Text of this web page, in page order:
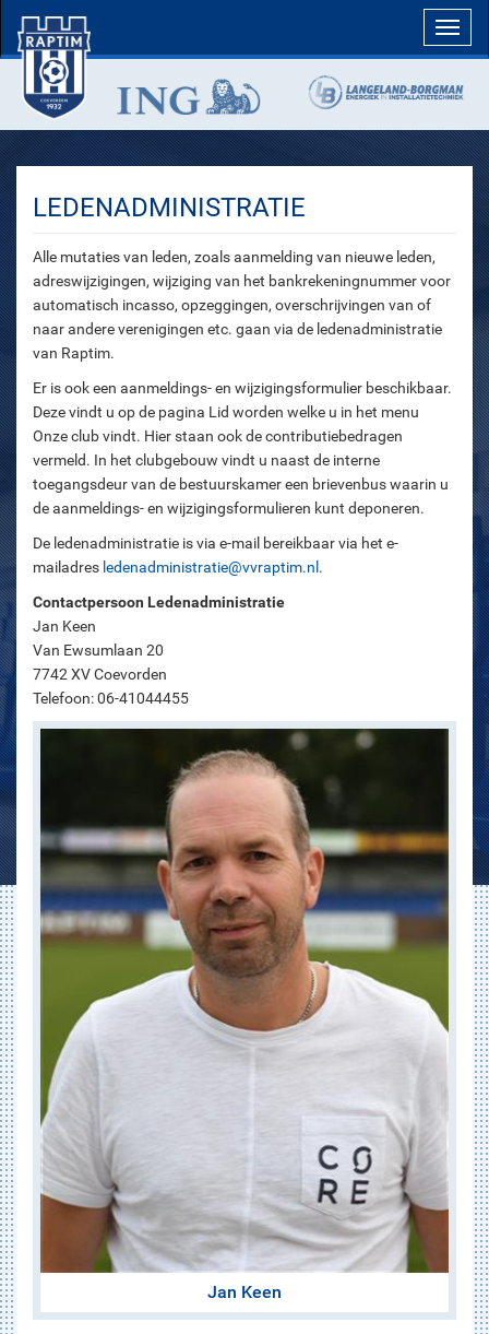
LEDENADMINISTRATIE
Alle mutaties van leden, zoals aanmelding van nieuwe leden,
adreswijzigingen, wijziging van het bankrekeningnummer voor
automatisch incasso, opzeggingen, overschrijvingen van of
naar andere verenigingen etc. gaan via de ledenadministratie
van Raptim.
Er is ook een aanmeldings- en wijzigingsformulier beschikbaar.
Deze vindt u op de pagina Lid worden welke u in het menu
Onze club vindt. Hier staan ook de contributiebedragen
vermeld. In het clubgebouw vindt u naast de interne
toegangsdeur van de bestuurskamer een brievenbus waarin u
de aanmeldings- en wijzigingsformulieren kunt deponeren.
De ledenadministratie is via e-mail bereikbaar via het e-
mailadres ledenadministratie@vvraptim.nl .
Contactpersoon Ledenadministratie
Jan Keen
Van Ewsumlaan 20
7742 XV Coevorden
Telefoon: 06-41044455
Jan Keen